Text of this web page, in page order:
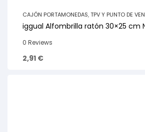
CAJÓN PORTAMONEDAS,TPV Y PUNTO DE
iggual Alfombrilla ratón 30×25 cm
0 Reviews
2,91 €